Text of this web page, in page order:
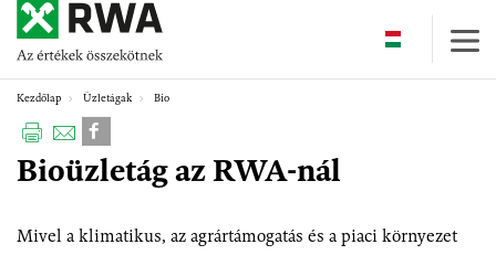
Skip
main
content
Kezdőlap Üzletágak Bio
Bioüzletág az RWA-nál
Mivel a klimatikus, az agrártámogatás és a piaci környezet